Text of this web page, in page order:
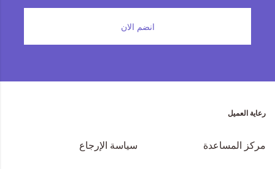
انضم الان
رعاية العميل
مركز المساعدة سياسة الإرجاع